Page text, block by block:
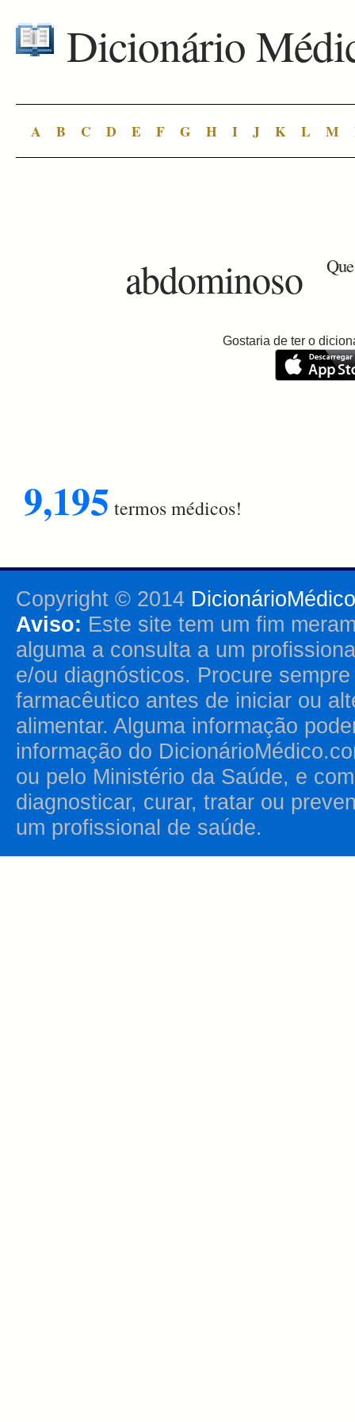
Dicionário
A B C D E F G H I J K L M
abdominoso
Gostaria de ter o
9,195 termos médicos!
Copyright © 2014
Aviso: Este site tem um fim
alguma a consulta a um
e/ou diagnósticos. Procure
farmacêutico antes de iniciar ou
alimentar. Alguma informação
informação do
ou pelo Ministério da Saúde, e
diagnosticar, curar, tratar ou
um profissional de saúde.